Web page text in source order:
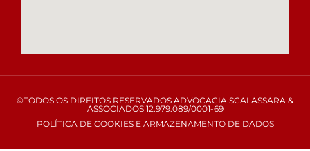
©TODOS OS DIREITOS RESERVADOS ADVOCACIA SCALASSARA &
ASSOCIADOS 12.979.089/0001-69
POLÍTICA DE COOKIES E ARMAZENAMENTO DE DADOS